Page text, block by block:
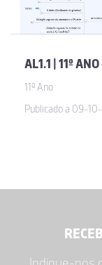
11º Ano
Publicado a 09-